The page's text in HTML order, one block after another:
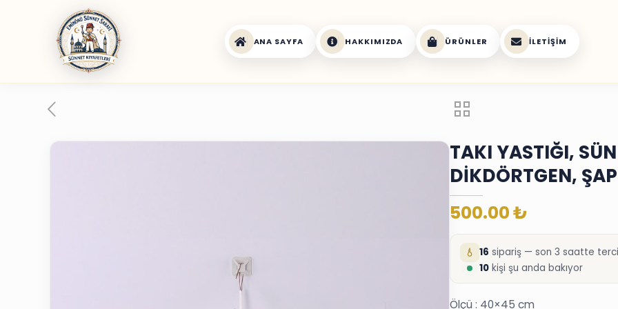
ANA SAYFA HAKKIMIZDA ÜRÜNLER İLETIŞIM
TAKI YASTIĞI,
DİKDÖRTGEN,
500.00₺
16 sipariş — son 3 saatte
10 kişi şu anda bakıyor
Ölçü : 40×45 cm